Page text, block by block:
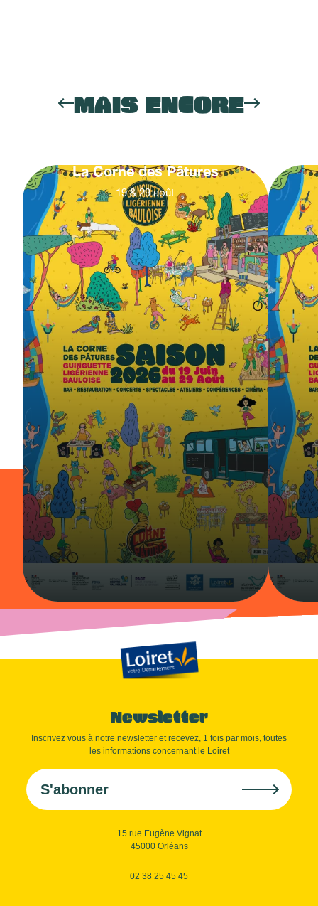
MAIS ENCORE
La Corne des Pâtures
19 & 29 août
Newsletter
Inscrivez vous à notre newsletter et recevez, 1 fois par mois, toutes
les informations concernant le Loiret
S'abonner
15 rue Eugène Vignat
45000 Orléans
02 38 25 45 45